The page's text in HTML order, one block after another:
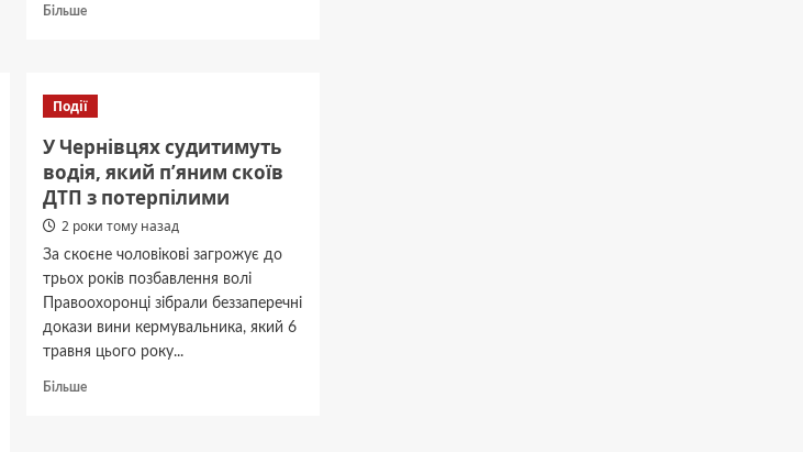
БільшеДокладніше
погодинних
світла
у
Чернівецькій
сьогодні
Події
У Чернівцях судитимуть
водія, який пʼяним скоїв
ДТП з потерпілими
2 роки тому назад
За скоєне чоловікові загрожує до
трьох років позбавлення волі
Правоохоронці зібрали беззаперечні
докази вини кермувальника, який 6
травня цього року...
БільшеДокладніше